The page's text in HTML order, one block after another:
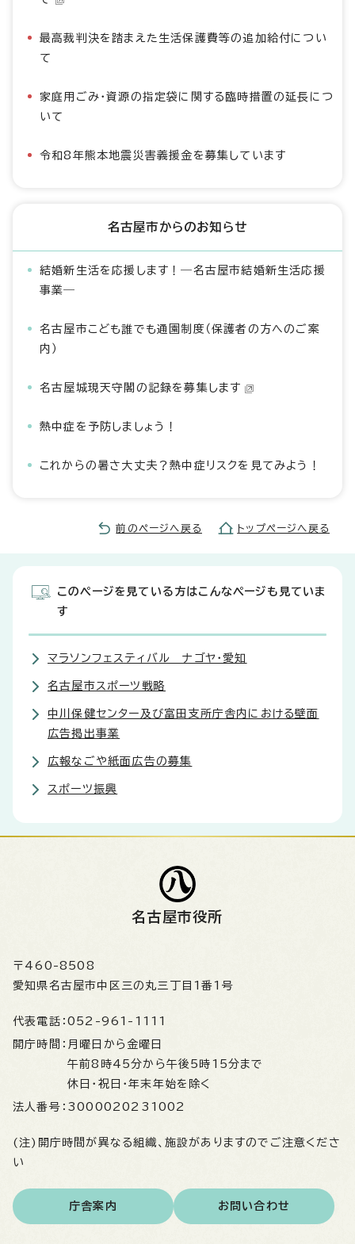
最高裁判決を踏まえた生活保護費等の追加給付につい
て
家庭用ごみ・資源の指定袋に関する臨時措置の延長につ
いて
令和8年熊本地震災害義援金を募集しています
名古屋市からのお知らせ
結婚新生活を応援します！―名古屋市結婚新生活応援
事業―
名古屋市こども誰でも通園制度（保護者の方へのご案
内）
名古屋城現天守閣の記録を募集します
熱中症を予防しましょう！
これからの暑さ大丈夫？熱中症リスクを見てみよう！
前のページへ戻る トップページへ戻る
このページを見ている方はこんなページも見ていま
す
マラソンフェスティバル ナゴヤ・愛知
名古屋市スポーツ戦略
中川保健センター及び富田支所庁舎内における壁面
広告掲出事業
広報なごや紙面広告の募集
スポーツ振興
名古屋市役所
〒460-8508
愛知県名古屋市中区三の丸三丁目1番1号
代表電話： 052-961-1111
開庁時間： 月曜日から金曜日
午前8時45分から午後5時15分まで
休日・祝日・年末年始を除く
法人番号： 3000020231002
(注)開庁時間が異なる組織、施設がありますのでご注意くださ
い
庁舎案内 お問い合わせ